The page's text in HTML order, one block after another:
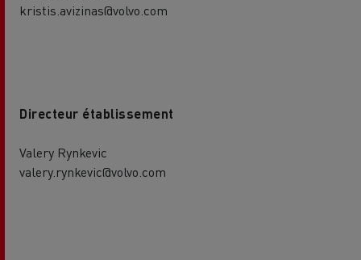
kristis.avizinas@volvo.com
Directeur établissement
Valery Rynkevic
valery.rynkevic@volvo.com